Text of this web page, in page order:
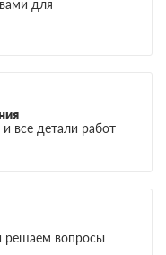
для
все детали работ
решаем вопросы